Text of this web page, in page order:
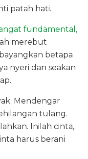
patah hati.
fundamental,
merebut
betapa
nyeri dan seakan
Mendengar
tulang.
Inilah cinta,
harus berani